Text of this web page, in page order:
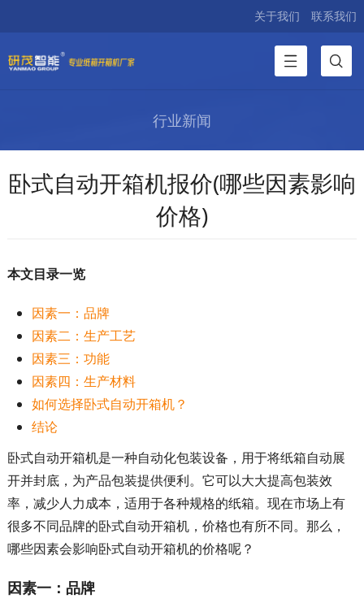
关于我们 联系我们
行业新闻
卧式自动开箱机报价(哪些因素影响
价格)
本文目录一览
因素一：品牌
因素二：生产工艺
因素三：功能
因素四：生产材料
如何选择卧式自动开箱机？
结论
卧式自动开箱机是一种自动化包装设备，用于将纸箱自动展
开并封底，为产品包装提供便利。它可以大大提高包装效
率，减少人力成本，适用于各种规格的纸箱。现在市场上有
很多不同品牌的卧式自动开箱机，价格也有所不同。那么，
哪些因素会影响卧式自动开箱机的价格呢？
因素一：品牌